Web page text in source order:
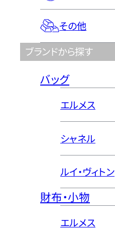
その他
ブランドから探す
バッグ
エルメス
シャネル
ルイ・ヴィトン
財布・小物
エルメス